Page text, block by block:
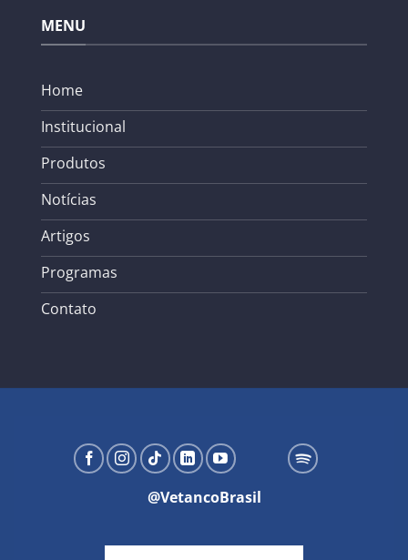
MENU
Home
Institucional
Produtos
Notícias
Artigos
Programas
Contato
@VetancoBrasil